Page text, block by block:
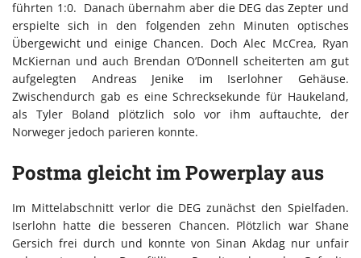
führten 1:0. Danach übernahm aber die DEG das Zepter und
erspielte sich in den folgenden zehn Minuten optisches
Übergewicht und einige Chancen. Doch Alec McCrea, Ryan
McKiernan und auch Brendan O’Donnell scheiterten am gut
aufgelegten Andreas Jenike im Iserlohner Gehäuse.
Zwischendurch gab es eine Schrecksekunde für Haukeland,
als Tyler Boland plötzlich solo vor ihm auftauchte, der
Norweger jedoch parieren konnte.
Postma gleicht im Powerplay aus
Im Mittelabschnitt verlor die DEG zunächst den Spielfaden.
Iserlohn hatte die besseren Chancen. Plötzlich war Shane
Gersich frei durch und konnte von Sinan Akdag nur unfair